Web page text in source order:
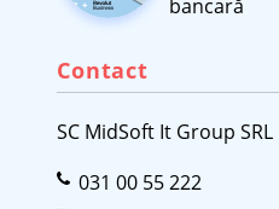
bancară
Contact
SC MidSoft It Group SRL
031 00 55 222